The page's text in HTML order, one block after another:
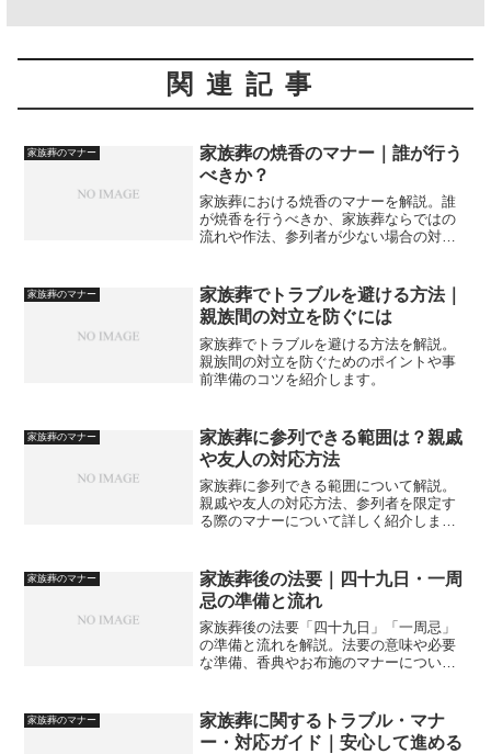
関連記事
家族葬のマナー
家族葬の焼香のマナー｜誰が行う
べきか？
家族葬における焼香のマナーを解説。誰
が焼香を行うべきか、家族葬ならではの
流れや作法、参列者が少ない場合の対応
家族葬のマナー
家族葬でトラブルを避ける方法｜
親族間の対立を防ぐには
家族葬でトラブルを避ける方法を解説。
親族間の対立を防ぐためのポイントや事
前準備のコツを紹介します。
家族葬のマナー
家族葬に参列できる範囲は？親戚
や友人の対応方法
家族葬に参列できる範囲について解説。
親戚や友人の対応方法、参列者を限定す
る際のマナーについて詳しく紹介しま
家族葬のマナー
家族葬後の法要｜四十九日・一周
忌の準備と流れ
家族葬後の法要「四十九日」「一周忌」
の準備と流れを解説。法要の意味や必要
な準備、香典やお布施のマナーについて
家族葬のマナー
家族葬に関するトラブル・マナ
ー・対応ガイド｜安心して進める